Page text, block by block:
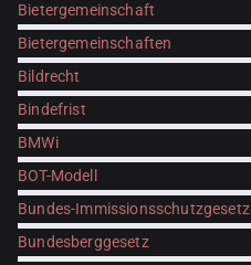
Bietergemeinschaft
Bietergemeinschaften
Bildrecht
Bindefrist
BMWi
BOT-Modell
Bundes-Immissionsschutzgesetz
Bundesberggesetz